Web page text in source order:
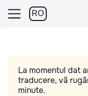
RO
La momentul dat
traducere, vă
minute.